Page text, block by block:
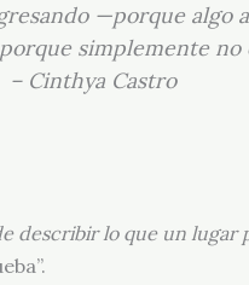
—porque
simplemente no
– Cinthya Castro
describir lo que un lugar